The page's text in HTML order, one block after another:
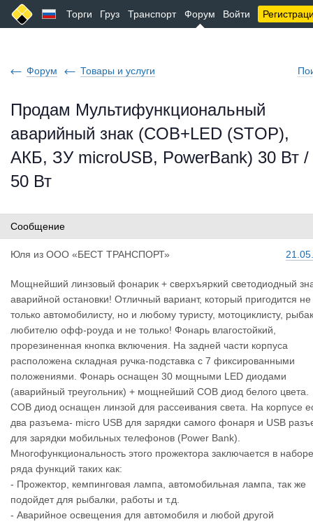
Торги Груз Транспорт Форум Войти
Форум Товары и услуги
Продам Мультифункциональный
аварийный знак (COB+LED (STOP),
АКБ, ЗУ microUSB, PowerBank) 30 Вт /
50 Вт
Сообщение
Юля из ООО «БЕСТ ТРАНСПОРТ»
Мощнейший линзовый фонарик + сверхъяркий светодиодный
аварийной остановки! Отличный вариант, который пригодится не
только автомобилисту, но и любому туристу, мотоциклисту,
любителю офф-роуда и не только! Фонарь влагостойкий,
прорезиненная кнопка включения. На задней части корпуса
расположена складная ручка-подставка с 7 фиксированными
положениями. Фонарь оснащен 30 мощными LED диодами
(аварийный треугольник) + мощнейший COB диод белого цвета.
COB диод оснащен линзой для рассеивания света. На корпусе
два разъема- micro USB для зарядки самого фонаря и USB
для зарядки мобильных телефонов (Power Bank).
Многофункциональность этого прожектора заключается в наборе
ряда функций таких как:
- Прожектор, кемпинговая лампа, автомобильная лампа, так же
подойдет для рыбалки, работы и т.д.
- Аварийное освещения для автомобиля и любой другой